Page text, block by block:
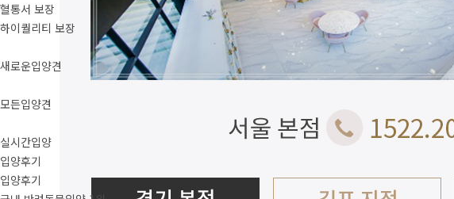
혈통서 보장
하이퀄리티 보장
새로운입양견
모든입양견
실시간입양
입양후기
입양후기